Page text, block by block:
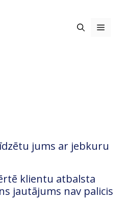
Menu
jums ar jebkuru
klientu atbalsta
jautājums nav palicis